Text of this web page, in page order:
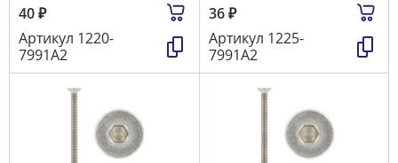
40₽
Артикул 1220-
7991А2
36₽
Артикул 1225-
7991А2